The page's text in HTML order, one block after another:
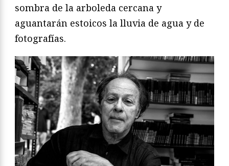
sombra de la arboleda cercana y
aguantarán estoicos la lluvia de agua y de
fotografías.